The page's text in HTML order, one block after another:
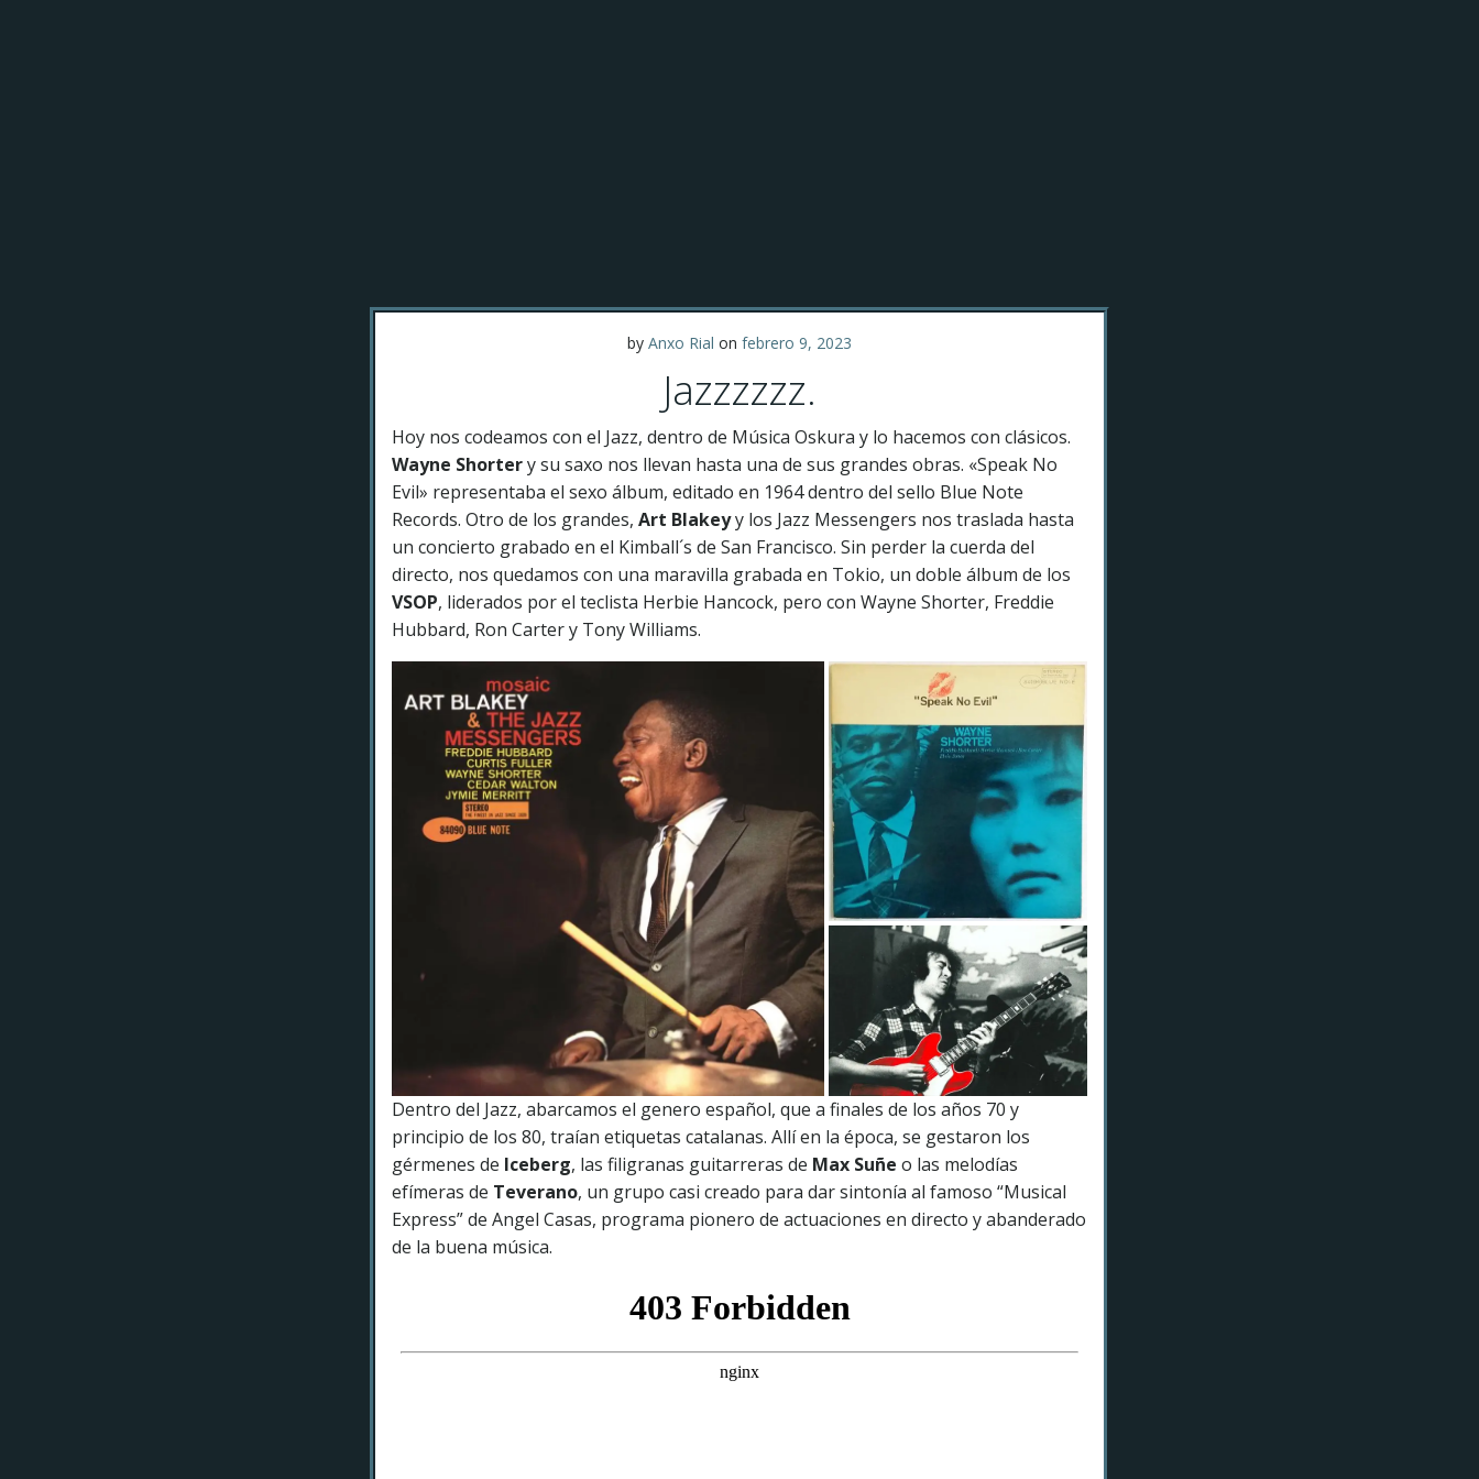
by Anxo Rial on febrero 9, 2023
Jazzzzzz.
Hoy nos codeamos con el Jazz, dentro de Música Oskura y lo hacemos con clásicos.
Wayne Shortery su saxo nos llevan hasta una de sus grandes obras. «Speak No
Evil» representaba el sexo álbum, editado en 1964 dentro del sello Blue Note
Records. Otro de los grandes, Art Blakeyy los Jazz Messengers nos traslada hasta
un concierto grabado en el Kimball´s de San Francisco. Sin perder la cuerda del
directo, nos quedamos con una maravilla grabada en Tokio, un doble álbum de los
VSOP, liderados por el teclista Herbie Hancock, pero con Wayne Shorter, Freddie
Hubbard, Ron Carter y Tony Williams.
Dentro del Jazz, abarcamos el genero español, que a finales de los años 70 y
principio de los 80, traían etiquetas catalanas. Allí en la época, se gestaron los
gérmenes de Iceberg, las filigranas guitarreras de Max Suñe o las melodías
efímeras de Teverano, un grupo casi creado para dar sintonía al famoso “Musical
Express” de Angel Casas, programa pionero de actuaciones en directo y abanderado
de la buena música.